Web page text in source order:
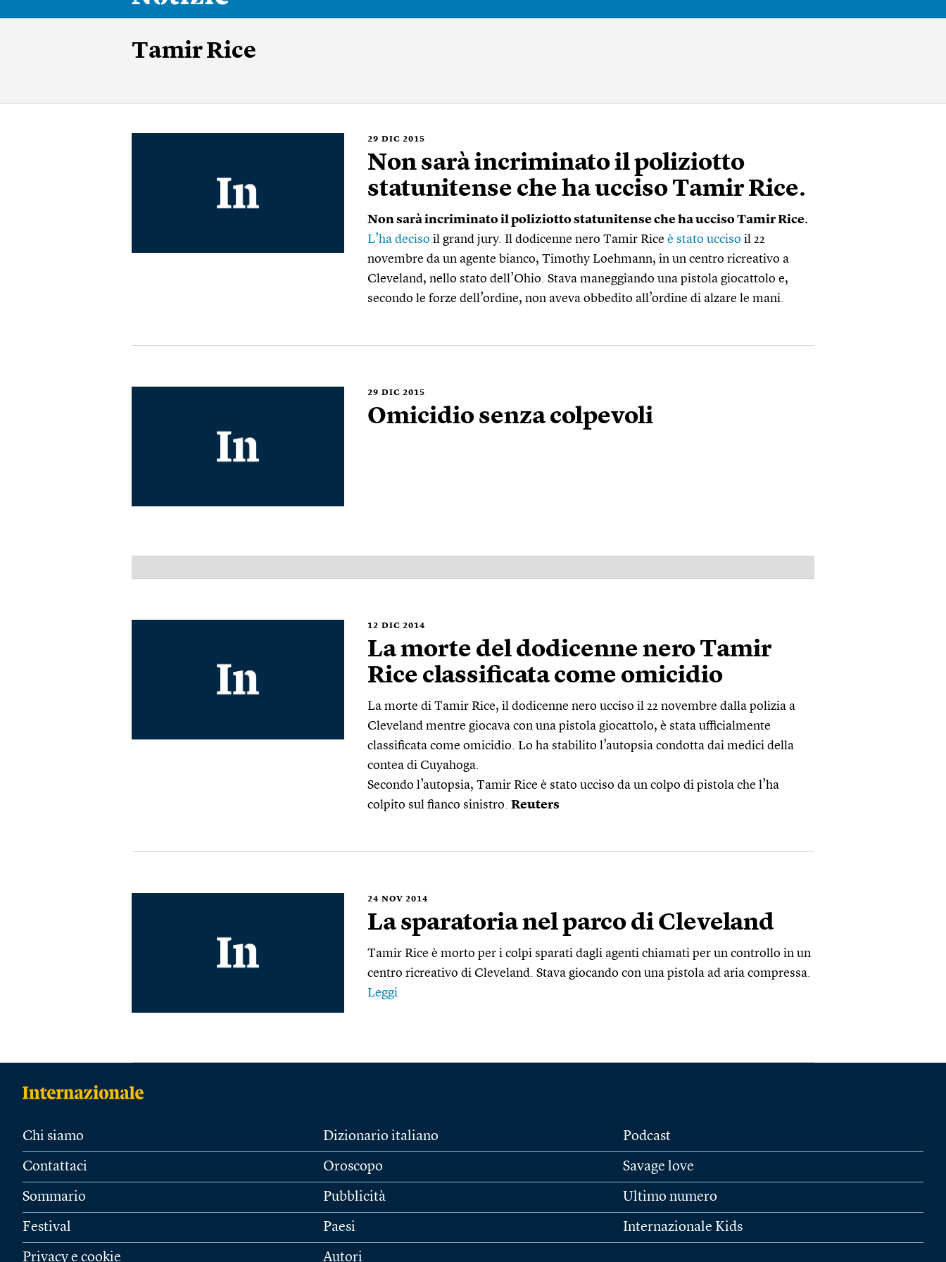
Tamir Rice
29 DIC 2015
Non sarà incriminato il poliziotto
statunitense che ha ucciso Tamir Rice.
Non sarà incriminato il poliziotto statunitense che ha ucciso Tamir Rice.
L’ha deciso il grand jury. Il dodicenne nero Tamir Rice è stato ucciso il 22
novembre da un agente bianco, Timothy Loehmann, in un centro ricreativo a
Cleveland, nello stato dell’Ohio. Stava maneggiando una pistola giocattolo e,
secondo le forze dell’ordine, non aveva obbedito all’ordine di alzare le mani.
29 DIC 2015
Omicidio senza colpevoli
12 DIC 2014
La morte del dodicenne nero Tamir
Rice classificata come omicidio
La morte di Tamir Rice, il dodicenne nero ucciso il 22 novembre dalla polizia a
Cleveland mentre giocava con una pistola giocattolo, è stata ufficialmente
classificata come omicidio. Lo ha stabilito l’autopsia condotta dai medici della
contea di Cuyahoga.
Secondo l’autopsia, Tamir Rice è stato ucciso da un colpo di pistola che l’ha
colpito sul fianco sinistro. Reuters
24 NOV 2014
La sparatoria nel parco di Cleveland
Tamir Rice è morto per i colpi sparati dagli agenti chiamati per un controllo in un
centro ricreativo di Cleveland. Stava giocando con una pistola ad aria compressa.
Leggi
Chi siamo
Contattaci
Sommario
Festival
Privacy e cookie
Dizionario italiano
Oroscopo
Pubblicità
Paesi
Autori
Podcast
Savage love
Ultimo numero
Internazionale Kids